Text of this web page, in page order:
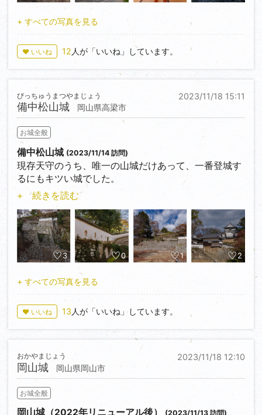
本丸から南側に突き出た場所にある復元の備中櫓、防
衛の要かと思って中に入ってびっくり、畳敷き。
しかも茶の間まで存在しており、完全に居住空間とな
っている櫓だった。
天守台に石垣にハート型の石がある。けども少し欠け
ているような…
+ すべての写真を見る
♥ いいね 12 人が「いいね」しています。
2023/11/18 15:11
備中松山城
びっちゅうまつやまじょう
岡山県高梁市
お城全般
備中松山城 (2023/11/14 訪問)
現存天守のうち、唯一の山城だけあって、一番登城す
るにもキツい城でした。
車で登れるふいご峠も、すれ違いのできない細い道な
ので、基本ピオーネ交通か備北タクシーを利用するこ
とになります。
乗り合いタクシー利用する場合は前日の17:00までに
予約が必要なので、注意を。
これを知らずに高梁に行ったのですが、個人でも心良
下るときも、車の空き状況次第ではあるものの、15分
程度で迎えに来てくれるので、時間を気にしないで廻
りたい人は
乗り合いを利用しない方が良いかも。
観光案内所では、40分もあれば主要なところは見て回
れますよ、と言われたけども、結局200分ぐらいは居
たので。
真田丸のOPにも利用された大手門辺りの巨岩を利用し
た石垣、現存する土塀、10箇所ほどある櫓跡（全て石
垣）、現存天守に
+ 続きを読む
3 0 1 2
+ すべての写真を見る
♥ いいね 13人が「いいね」しています。
2023/11/18 12:10
岡山城
おかやまじょう
岡山県岡山市
お城全般
岡山城（2022年リニューアル後） (2023/11/13 訪問)